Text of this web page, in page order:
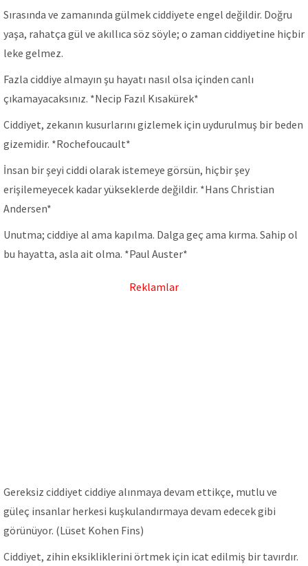
Sırasında ve zamanında gülmek ciddiyete engel değildir. Doğru
yaşa, rahatça gül ve akıllıca söz söyle; o zaman ciddiyetine hiçbir
leke gelmez.
Fazla ciddiye almayın şu hayatı nasıl olsa içinden canlı
çıkamayacaksınız. *Necip Fazıl Kısakürek*
Ciddiyet, zekanın kusurlarını gizlemek için uydurulmuş bir beden
gizemidir. *Rochefoucault*
İnsan bir şeyi ciddi olarak istemeye görsün, hiçbir şey
erişilemeyecek kadar yükseklerde değildir. *Hans Christian
Andersen*
Unutma; ciddiye al ama kapılma. Dalga geç ama kırma. Sahip ol
bu hayatta, asla ait olma. *Paul Auster*
Reklamlar
Gereksiz ciddiyet ciddiye alınmaya devam ettikçe, mutlu ve
güleç insanlar herkesi kuşkulandırmaya devam edecek gibi
görünüyor. (Lüset Kohen Fins)
Ciddiyet, zihin eksikliklerini örtmek için icat edilmiş bir tavırdır.